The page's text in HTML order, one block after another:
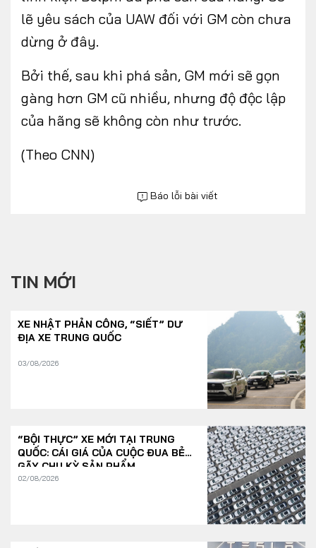
lẽ yêu sách của UAW đối với GM còn chưa
dừng ở đây.
Bởi thế, sau khi phá sản, GM mới sẽ gọn
gàng hơn GM cũ nhiều, nhưng độ độc lập
của hãng sẽ không còn như trước.
(Theo CNN)
Báo lỗi bài viết
TIN MỚI
XE NHẬT PHẢN CÔNG, “SIẾT” DƯ
ĐỊA XE TRUNG QUỐC
03/08/2026
“BỘI THỰC” XE MỚI TẠI TRUNG
QUỐC: CÁI GIÁ CỦA CUỘC ĐUA BẺ
GÃY CHU KỲ SẢN PHẨM
02/08/2026